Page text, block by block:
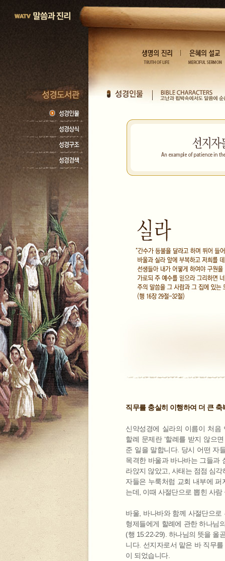
직무를 충실히 이행하여 더 큰 축
신약성경에 실라의 이름이 처음
할례 문제란 ‘할례를 받지 않으
준 일을 말합니다. 당시 어떤 자
목격한 바울과 바나바는 그들과
라앉지 않았고, 사태는 점점 심
자들은 누룩처럼 교회 내부에
는데, 이때 사절단으로 뽑힌 사람
바울, 바나바와 함께 사절단으
형제들에게 할례에 관한 하나님
(행 15:22-29). 하나님의 뜻을 올
니다. 선지자로서 맡은 바 직무
이 되었습니다.